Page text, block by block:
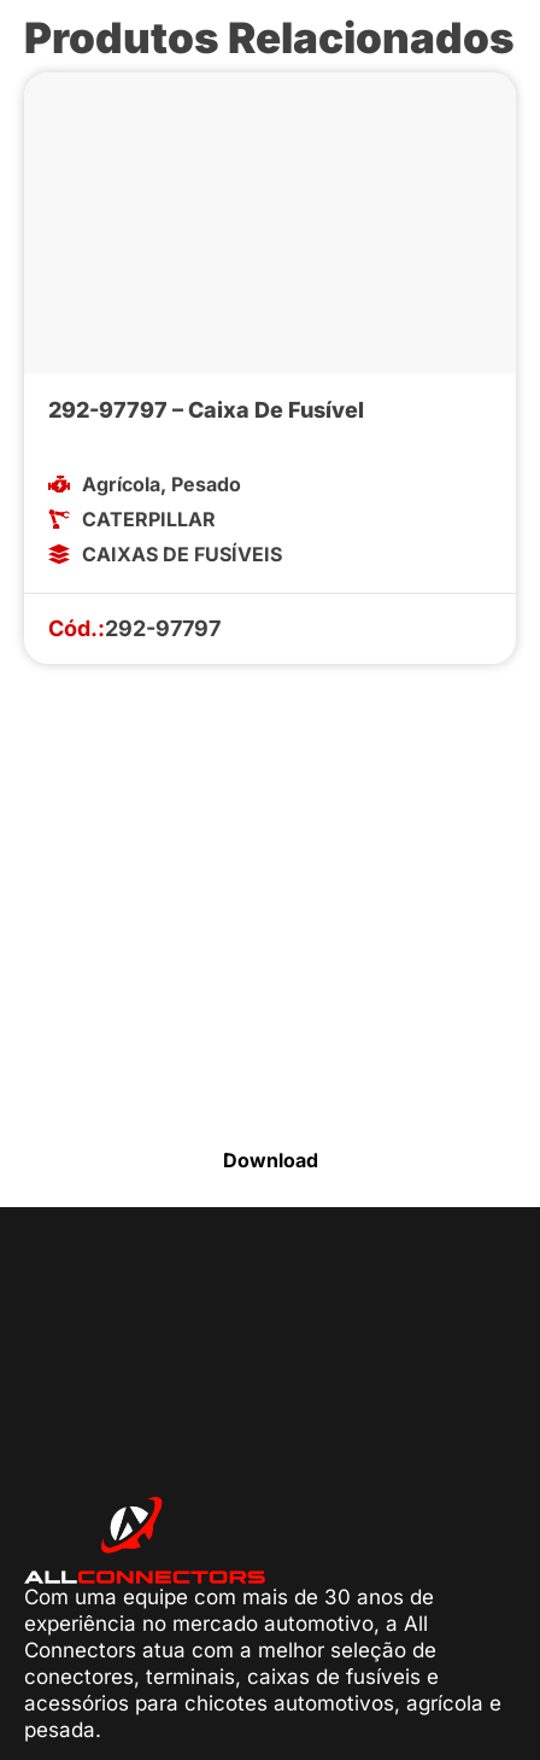
Produtos Relacionados
292-97797 – Caixa De Fusível
Agrícola, Pesado
CATERPILLAR
CAIXAS DE FUSÍVEIS
Cód.:292-97797
Download
Com uma equipe com mais de 30 anos de
experiência no mercado automotivo, a All
Connectors atua com a melhor seleção de
conectores, terminais, caixas de fusíveis e
acessórios para chicotes automotivos, agrícola e
pesada.